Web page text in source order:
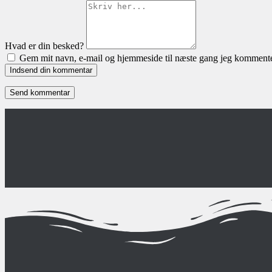
Hvad er din besked?
Gem mit navn, e-mail og hjemmeside til næste gang jeg
Indsend din kommentar